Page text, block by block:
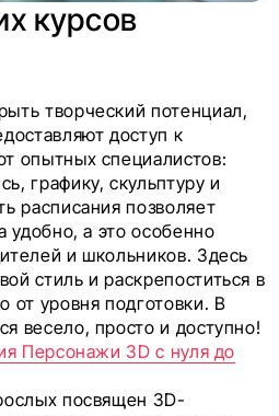
курсов
творческий потенциал,
доступ к
опытных специалистов:
графику, скульптуру и
расписания позволяет
удобно, а это особенно
и школьников. Здесь
стиль и раскрепоститься в
от уровня подготовки. В
весело, просто и доступно!
Персонажи 3D с нуля до
посвящен 3D-